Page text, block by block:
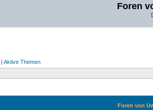
Foren
| Aktive Themen
Foren von